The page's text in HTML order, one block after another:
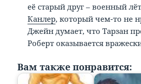
её старый друг – военный
Канлер, который чем-то не
Джейн думает, что Тарзан
Роберт оказывается
Вам также понравится: